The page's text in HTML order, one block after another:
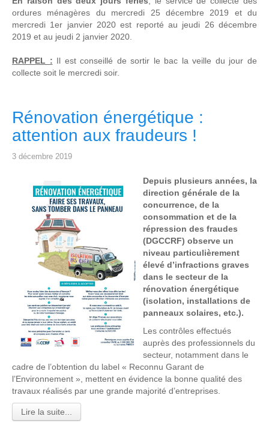
ordures ménagères du mercredi 25 décembre 2019 et du
mercredi 1er janvier 2020 est reporté au jeudi 26 décembre
2019 et au jeudi 2 janvier 2020.
RAPPEL : Il est conseillé de sortir le bac la veille du jour de
collecte soit le mercredi soir.
Rénovation énergétique :
attention aux fraudeurs !
3 décembre 2019
Depuis plusieurs années, la
direction générale de la
concurrence, de la
consommation et de la
répression des fraudes
(DGCCRF) observe un
niveau particulièrement
élevé d’infractions graves
dans le secteur de la
rénovation énergétique
(isolation, installations de
panneaux solaires, etc.).
Les contrôles effectués
auprès des professionnels du
secteur, notamment dans le
cadre de l’obtention du label « Reconnu Garant de
l’Environnement », mettent en évidence la bonne qualité des
travaux réalisés par une grande majorité d’entreprises.
Lire la suite...